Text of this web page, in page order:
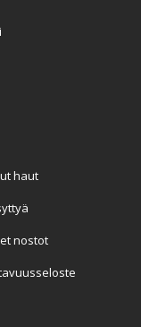
haut
nostot